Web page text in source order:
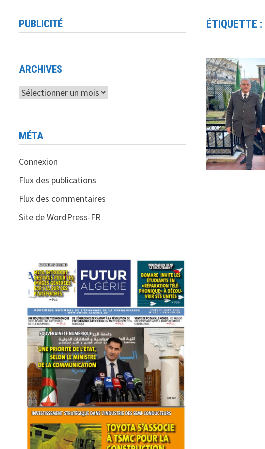
ÉTIQUETTE :
PUBLICITÉ
ARCHIVES
Archives
MÉTA
Connexion
Flux des publications
Flux des commentaires
Site de WordPress-FR